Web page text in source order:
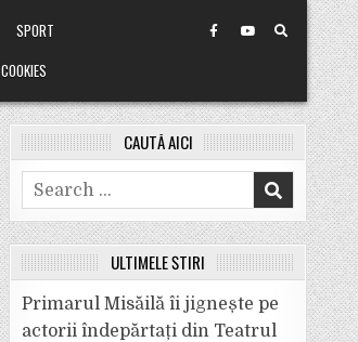
SPORT
COOKIES
CAUTĂ AICI
Search
for:
ULTIMELE ȘTIRI
Primarul Misăilă îi jignește pe
actorii îndepărtați din Teatrul